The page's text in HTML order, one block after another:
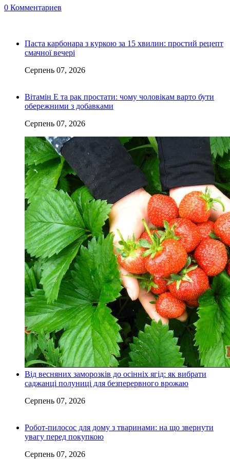
0 Комментариев
Паста карбонара з куркою за 15 хвилин: простий рецепт
смачної вечері
Серпень 07, 2026
Вітамін Е та рак простати: чому чоловікам варто бути
обережними з добавками
Серпень 07, 2026
Від весняних заморозків до осінніх ягід: як вибрати
саджанці полуниці для безперервного врожаю
Серпень 07, 2026
Робот-пилосос для дому з тваринами: на що звернути
увагу перед покупкою
Серпень 07, 2026